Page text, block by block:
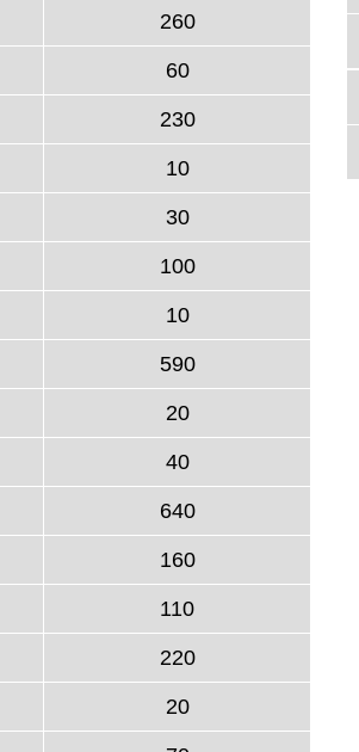
260
60
230
10
30
100
10
590
20
40
640
160
110
220
20